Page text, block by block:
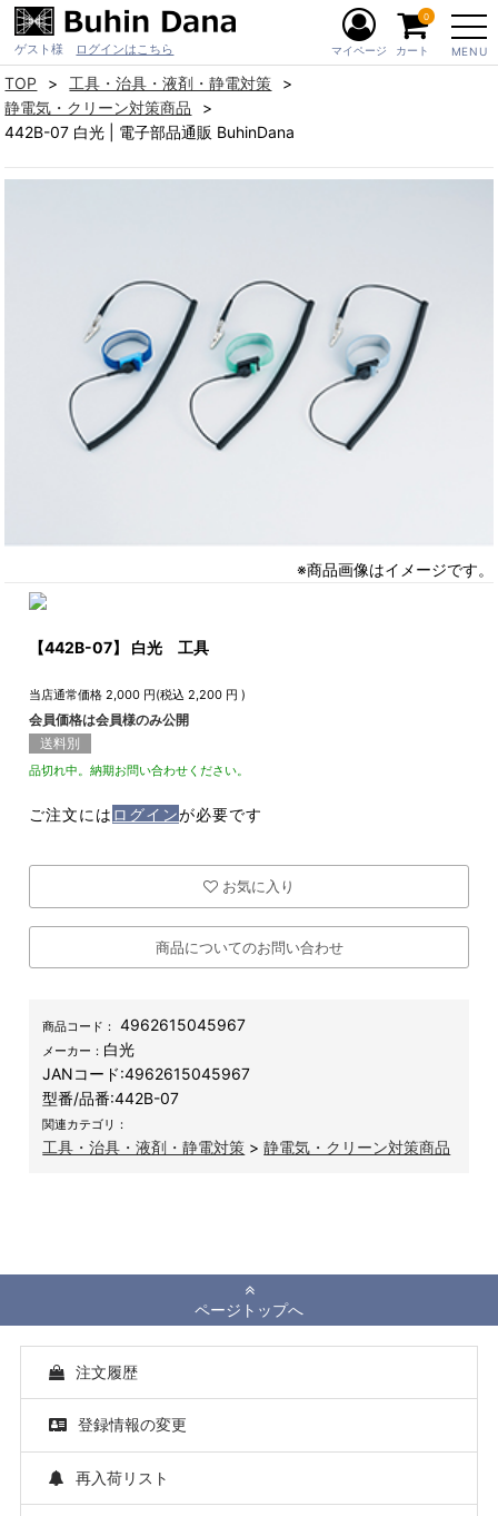
ゲスト様 ログインはこちら MENU
マイページ カート
0
TOP
工具・治具・液剤・静電対策
静電気・クリーン対策商品
442B-07 白光 | 電子部品通販 BuhinDana
※商品画像はイメージです。
【442B-07】 白光 工具
当店通常価格 2,000 円(税込2,200 円 )
会員価格は会員様のみ公開
送料別
品切れ中。納期お問い合わせください。
ご注文には ログインが必要です
お気に入り
商品についてのお問い合わせ
商品コード： 4962615045967
メーカー： 白光
JANコード:4962615045967
型番/品番:442B-07
関連カテゴリ：
工具・治具・液剤・静電対策 >静電気・クリーン対策商品
ページトップへ
注文履歴
登録情報の変更
再入荷リスト